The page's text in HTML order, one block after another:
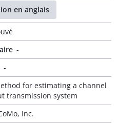
en anglais
-
-
for estimating a channel
transmission system
Inc.